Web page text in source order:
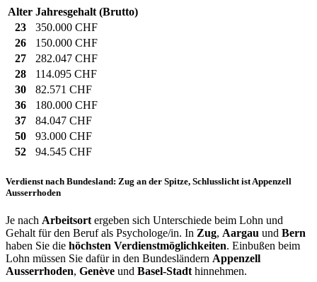
Alter Jahresgehalt (Brutto)
23
350.000 CHF
26
150.000 CHF
27
282.047 CHF
28
114.095 CHF
30
82.571 CHF
36
180.000 CHF
37
84.047 CHF
50
93.000 CHF
52
94.545 CHF
Verdienst nach Bundesland: Zug an der Spitze, Schlusslicht ist Appenzell
Ausserrhoden
Je nach Arbeitsort ergeben sich Unterschiede beim Lohn und
Gehalt für den Beruf als Psychologe/in. In Zug, Aargau und Bern
haben Sie die höchsten Verdienstmöglichkeiten. Einbußen beim
Lohn müssen Sie dafür in den Bundesländern Appenzell
Ausserrhoden, Genève und Basel-Stadt hinnehmen.